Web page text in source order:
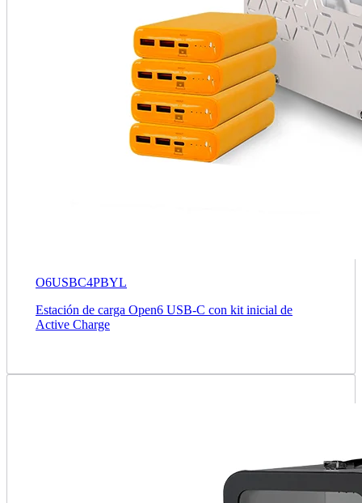
O6USBC4PBYL
Estación de carga Open6 USB-C con kit inicial de
Active Charge